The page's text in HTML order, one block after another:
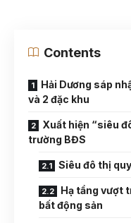
Contents
Hải Dương sáp
và 2 đặc khu
Xuất hiện “siêu
trường BĐS
Siêu đô thị
Hạ tầng vượt
bất động sản